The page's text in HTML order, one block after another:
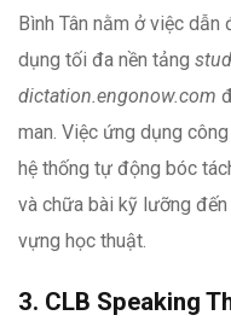
Bình Tân nằm ở việc dẫn
dụng tối đa nền tảng
dictation.engonow.com
man. Việc ứng dụng
hệ thống tự động bóc
và chữa bài kỹ lưỡng
vựng học thuật.
3. CLB Speaking